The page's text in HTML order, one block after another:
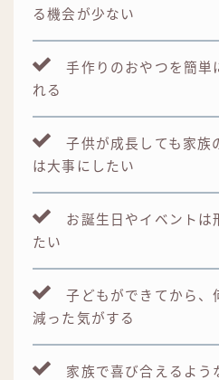
る機会が少ない
手作りのおやつを簡単
れる
子供が成長しても家族
は大事にしたい
お誕生日やイベントは
たい
子どもができてから、
減った気がする
家族で喜び合えるよう